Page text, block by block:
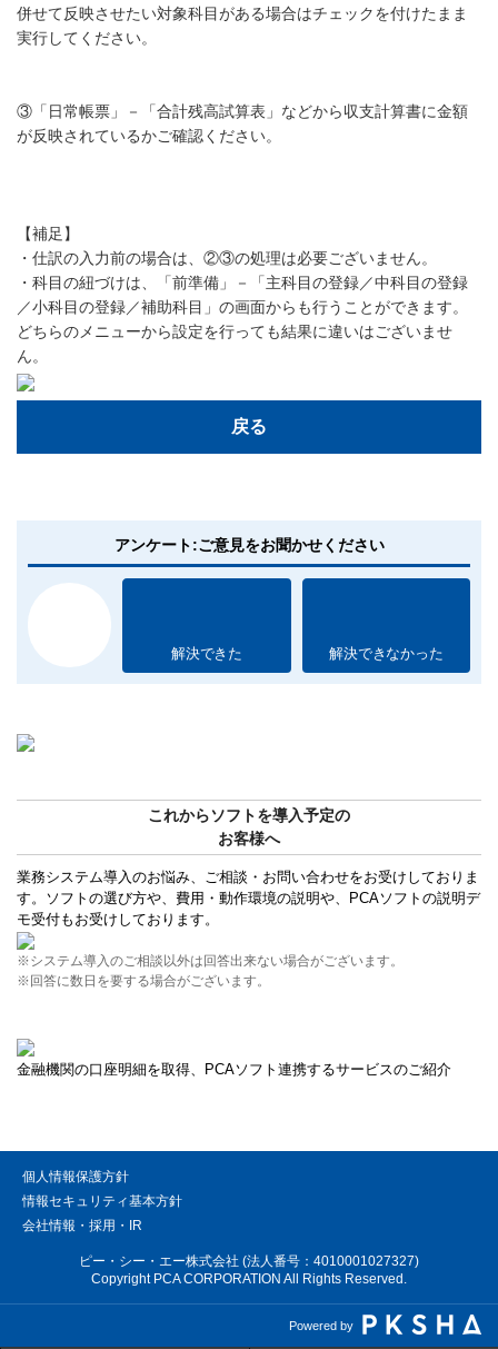
併せて反映させたい対象科目がある場合はチェックを付けたまま
実行してください。
③「日常帳票」－「合計残高試算表」などから収支計算書に金額
が反映されているかご確認ください。
【補足】
・仕訳の入力前の場合は、②③の処理は必要ございません。
・科目の紐づけは、「前準備」－「主科目の登録／中科目の登録
／小科目の登録／補助科目」の画面からも行うことができます。
どちらのメニューから設定を行っても結果に違いはございませ
ん。
戻る
アンケート:ご意見をお聞かせください
解決できた 解決できなかった
これからソフトを導入予定の
お客様へ
業務システム導入のお悩み、ご相談・お問い合わせをお受けしておりま
す。ソフトの選び方や、費用・動作環境の説明や、PCAソフトの説明デ
モ受付もお受けしております。
※システム導入のご相談以外は回答出来ない場合がございます。
※回答に数日を要する場合がございます。
金融機関の口座明細を取得、PCAソフト連携するサービスのご紹介
個人情報保護方針
情報セキュリティ基本方針
会社情報・採用・IR
ピー・シー・エー株式会社 (法人番号：4010001027327)
Copyright PCA CORPORATION All Rights Reserved.
Powered by